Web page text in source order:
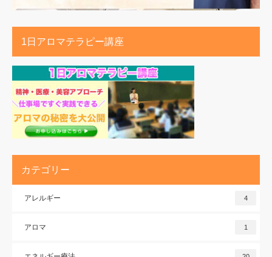
1日アロマテラピー講座
カテゴリー
アレルギー 4
アロマ 1